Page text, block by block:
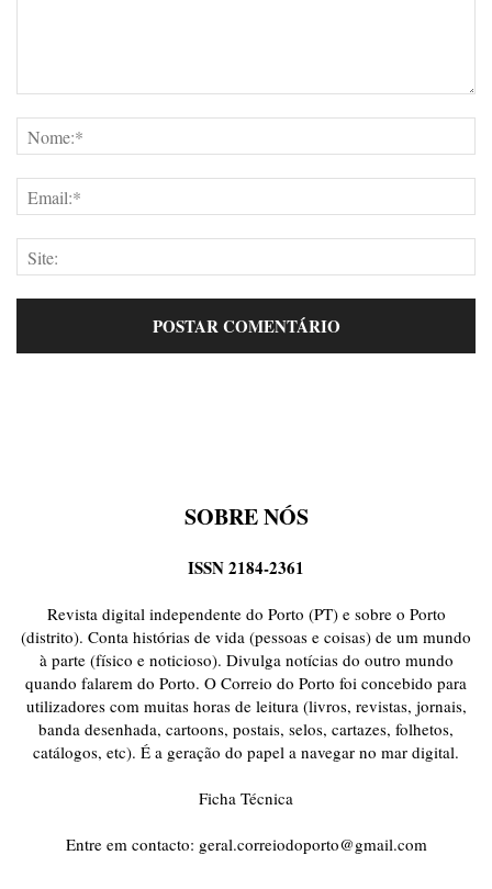
SOBRE NÓS
ISSN 2184-2361
Revista digital independente do Porto (PT) e sobre o Porto
(distrito). Conta histórias de vida (pessoas e coisas) de um mundo
à parte (físico e noticioso). Divulga notícias do outro mundo
quando falarem do Porto. O Correio do Porto foi concebido para
utilizadores com muitas horas de leitura (livros, revistas, jornais,
banda desenhada, cartoons, postais, selos, cartazes, folhetos,
catálogos, etc). É a geração do papel a navegar no mar digital.
Ficha Técnica
Entre em contacto: geral.correiodoporto@gmail.com